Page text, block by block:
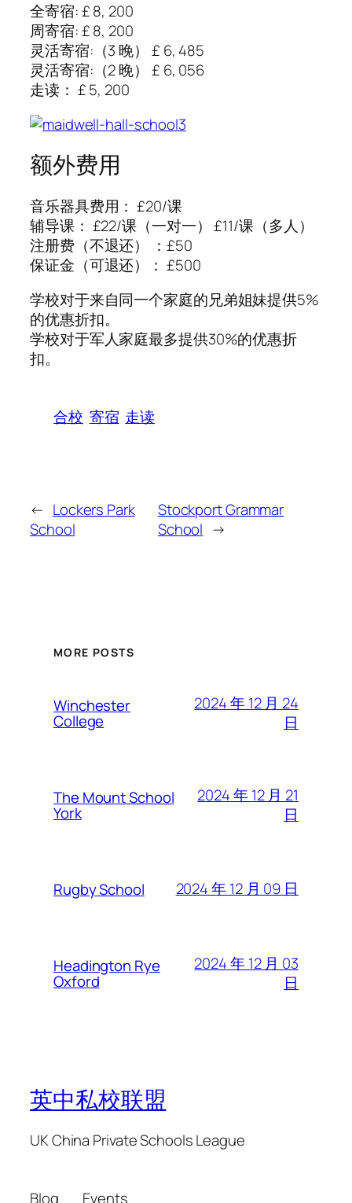
全寄宿: £ 8, 200
周寄宿: £ 8, 200
灵活寄宿:（3 晚） £ 6, 485
灵活寄宿:（2 晚） £ 6, 056
走读： £ 5, 200
额外费用
音乐器具费用： £20/课
辅导课： £22/课（一对一） £11/课（多人）
注册费（不退还） ：£50
保证金（可退还）： £500
学校对于来自同一个家庭的兄弟姐妹提供5%
的优惠折扣。
学校对于军人家庭最多提供30%的优惠折
扣。
合校 寄宿 走读
← Lockers Park
School
Stockport Grammar
School →
MORE POSTS
Winchester
College
2024 年 12 月 24
日
The Mount School
York
2024 年 12 月 21
日
Rugby School 2024 年 12 月 09 日
Headington Rye
Oxford
2024 年 12 月 03
日
英中私校联盟
UK China Private Schools League
Blog Events